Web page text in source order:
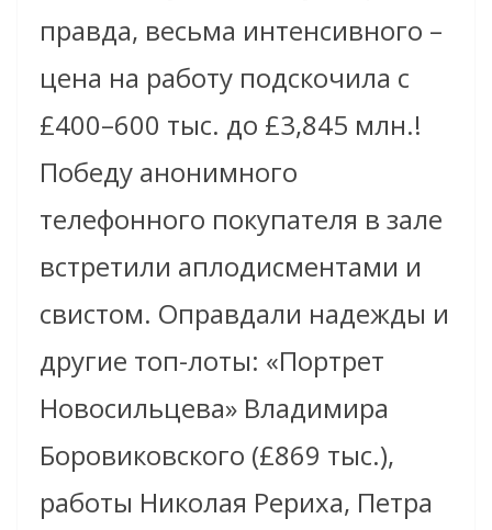
правда, весьма интенсивного –
цена на работу подскочила с
£400–600 тыс. до £3,845 млн.!
Победу анонимного
телефонного покупателя в зале
встретили аплодисментами и
свистом. Оправдали надежды и
другие топ-лоты: «Портрет
Новосильцева» Владимира
Боровиковского (£869 тыс.),
работы Николая Рериха, Петра